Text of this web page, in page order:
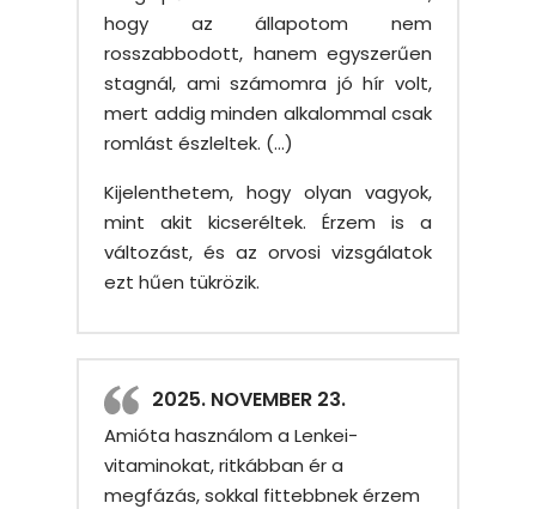
hogy az állapotom nem
rosszabbodott, hanem egyszerűen
stagnál, ami számomra jó hír volt,
mert addig minden alkalommal csak
romlást észleltek. (…)
Kijelenthetem, hogy olyan vagyok,
mint akit kicseréltek. Érzem is a
változást, és az orvosi vizsgálatok
ezt hűen tükrözik.
2025. NOVEMBER 23.
Amióta használom a Lenkei-
vitaminokat, ritkábban ér a
megfázás, sokkal fittebbnek érzem